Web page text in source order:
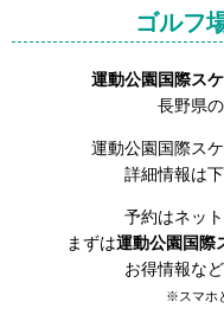
ゴルフ
運動公園国際ス
長野県
運動公園国際ス
詳細情報は
予約はネッ
まずは運動公園国際
お得情報な
※スマホ